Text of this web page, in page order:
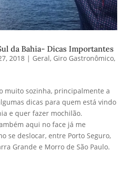
da Bahia- Dicas Importantes
2018| Geral, Giro Gastronômico,
muito sozinha, principalmente a
dicas para quem está vindo
e quer fazer mochilão.
aqui no face já me
se deslocar, entre Porto Seguro,
Grande e Morro de São Paulo.